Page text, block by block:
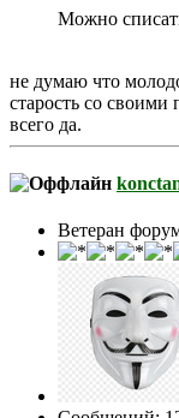
Можно
не думаю что
старость со
всего да.
Ветеран